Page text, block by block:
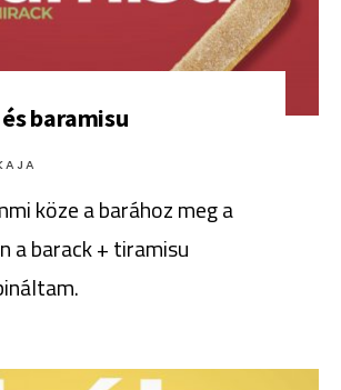
baramisu
köze a barához meg a
a barack + tiramisu